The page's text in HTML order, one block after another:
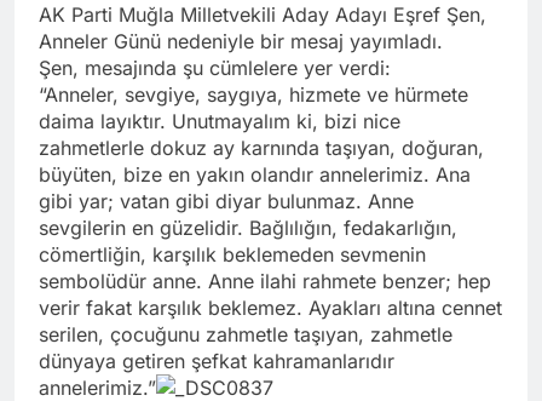
AK Parti Muğla Milletvekili Aday Adayı Eşref Şen,
Anneler Günü nedeniyle bir mesaj yayımladı.
Şen, mesajında şu cümlelere yer verdi:
“Anneler, sevgiye, saygıya, hizmete ve hürmete
daima layıktır. Unutmayalım ki, bizi nice
zahmetlerle dokuz ay karnında taşıyan, doğuran,
büyüten, bize en yakın olandır annelerimiz. Ana
gibi yar; vatan gibi diyar bulunmaz. Anne
sevgilerin en güzelidir. Bağlılığın, fedakarlığın,
cömertliğin, karşılık beklemeden sevmenin
sembolüdür anne. Anne ilahi rahmete benzer; hep
verir fakat karşılık beklemez. Ayakları altına cennet
serilen, çocuğunu zahmetle taşıyan, zahmetle
dünyaya getiren şefkat kahramanlarıdır
annelerimiz.”